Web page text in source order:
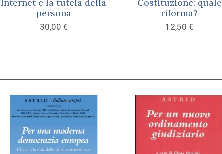
Internet e la tutela della
persona
30,00 €
Costituzione: quale
riforma?
12,50€